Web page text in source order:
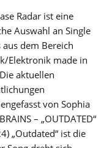
Radar ist eine
Auswahl an Single
aus dem Bereich
Elektronik made in
aktuellen
von Sophia
– „OUTDATED“
„Outdated“ ist die